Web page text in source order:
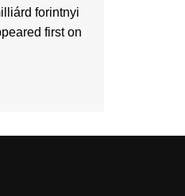
forintnyi
first on